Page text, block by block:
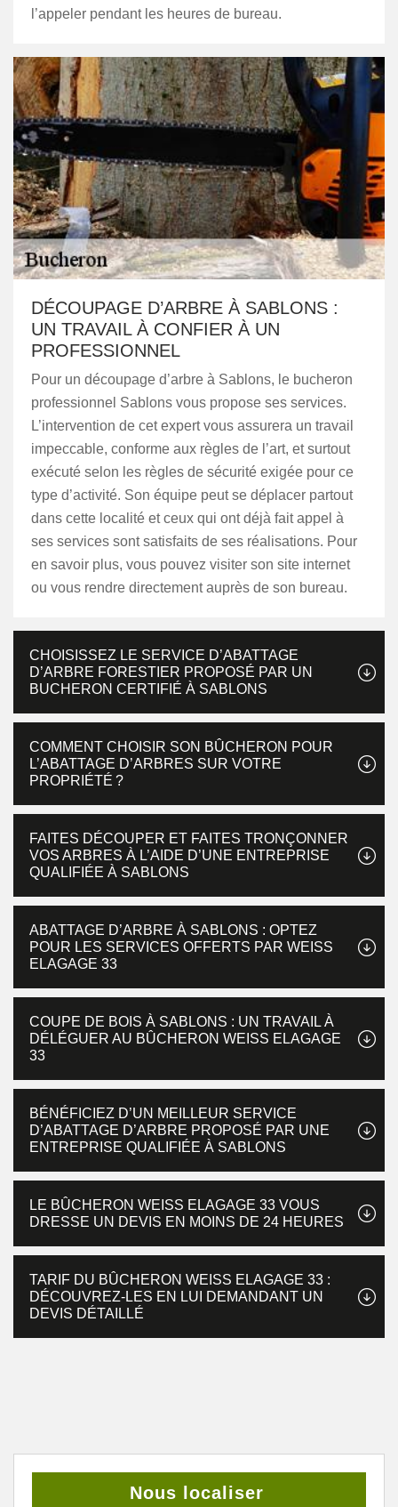
l’appeler pendant les heures de bureau.
DÉCOUPAGE D’ARBRE À SABLONS :
UN TRAVAIL À CONFIER À UN
PROFESSIONNEL
Pour un découpage d’arbre à Sablons, le bucheron
professionnel Sablons vous propose ses services.
L’intervention de cet expert vous assurera un travail
impeccable, conforme aux règles de l’art, et surtout
exécuté selon les règles de sécurité exigée pour ce
type d’activité. Son équipe peut se déplacer partout
dans cette localité et ceux qui ont déjà fait appel à
ses services sont satisfaits de ses réalisations. Pour
en savoir plus, vous pouvez visiter son site internet
ou vous rendre directement auprès de son bureau.
CHOISISSEZ LE SERVICE D’ABATTAGE
D’ARBRE FORESTIER PROPOSÉ PAR UN
BUCHERON CERTIFIÉ À SABLONS
COMMENT CHOISIR SON BÛCHERON POUR
L’ABATTAGE D’ARBRES SUR VOTRE
PROPRIÉTÉ ?
FAITES DÉCOUPER ET FAITES TRONÇONNER
VOS ARBRES À L’AIDE D’UNE ENTREPRISE
QUALIFIÉE À SABLONS
ABATTAGE D’ARBRE À SABLONS : OPTEZ
POUR LES SERVICES OFFERTS PAR WEISS
ELAGAGE 33
COUPE DE BOIS À SABLONS : UN TRAVAIL À
DÉLÉGUER AU BÛCHERON WEISS ELAGAGE
33
BÉNÉFICIEZ D’UN MEILLEUR SERVICE
D’ABATTAGE D’ARBRE PROPOSÉ PAR UNE
ENTREPRISE QUALIFIÉE À SABLONS
LE BÛCHERON WEISS ELAGAGE 33 VOUS
DRESSE UN DEVIS EN MOINS DE 24 HEURES
TARIF DU BÛCHERON WEISS ELAGAGE 33 :
DÉCOUVREZ-LES EN LUI DEMANDANT UN
DEVIS DÉTAILLÉ
Nous localiser